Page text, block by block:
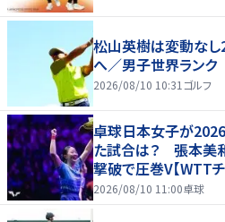
松山英樹は変動な
へ／男子世界ランク
2026/08/10 10:31 ゴルフ
卓球日本女子が
た試合は？ 張本美
撃破で圧巻V【WTT
2026/08/10 11:00卓球